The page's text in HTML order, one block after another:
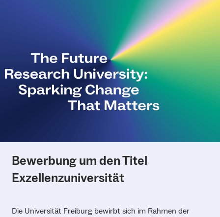
Bewerbung um den Titel
Exzellenzuniversität
Die Universität Freiburg bewirbt sich im Rahmen der